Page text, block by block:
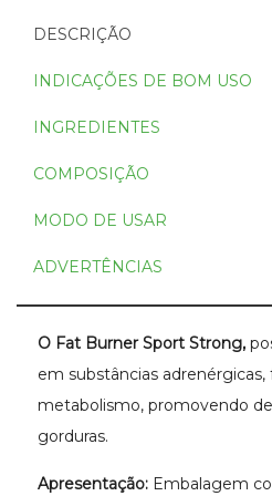
DESCRIÇÃO
INDICAÇÕES DE BOM USO
INGREDIENTES
COMPOSIÇÃO
MODO DE USAR
ADVERTÊNCIAS
O Fat Burner Sport Strong,
em substâncias
metabolismo, promovendo
gorduras.
Apresentação: Embalagem